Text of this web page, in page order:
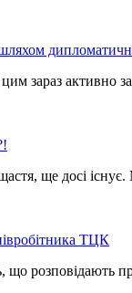
зараз активно
ще досі
ТЦК
що розповідають